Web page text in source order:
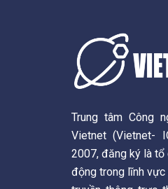
Trung tâm Công
Vietnet (Vietnet-
2007, đăng ký là tổ
động trong lĩnh vực